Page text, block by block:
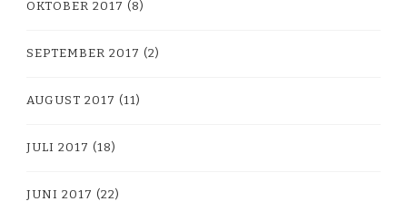
OKTOBER 2017 (8)
SEPTEMBER 2017 (2)
AUGUST 2017 (11)
JULI 2017 (18)
JUNI 2017 (22)